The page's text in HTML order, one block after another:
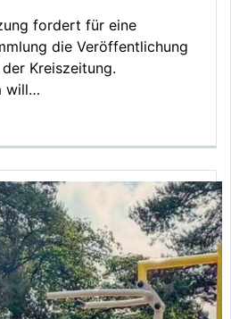
fordert für eine
die Veröffentlichung
Kreiszeitung.
will…